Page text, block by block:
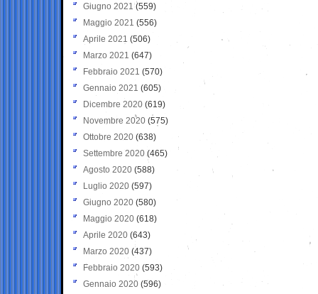
Giugno 2021(559)
Maggio 2021 (556)
Aprile 2021 (506)
Marzo 2021 (647)
Febbraio 2021 (570)
Gennaio 2021 (605)
Dicembre 2020 (619)
Novembre 2020 (575)
Ottobre 2020 (638)
Settembre 2020(465)
Agosto 2020 (588)
Luglio 2020 (597)
Giugno 2020 (580)
Maggio 2020 (618)
Aprile 2020 (643)
Marzo 2020 (437)
Febbraio 2020 (593)
Gennaio 2020 (596)